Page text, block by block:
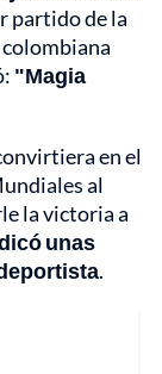
partido de la
"Magia
en el
al
la victoria a
unas
.